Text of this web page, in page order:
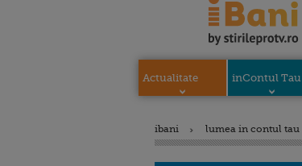
Actualitate inContul Tau
ibani lumea in contul tau